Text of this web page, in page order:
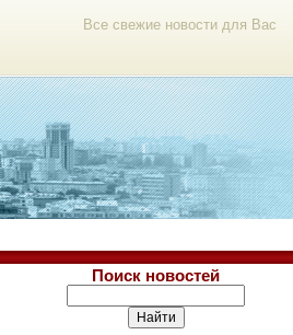
Все свежие новости для Вас
Поиск новостей